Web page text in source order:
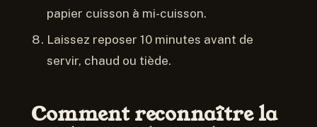
papier cuisson à mi-cuisson.
Laissez reposer 10 minutes avant de
servir, chaud ou tiède.
Comment reconnaître la